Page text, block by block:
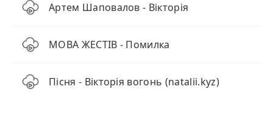
Артем Шаповалов - Вікторія
МОВА ЖЕСТІВ - Помилка
Пісня - Вікторія вогонь (natalii.kyz)